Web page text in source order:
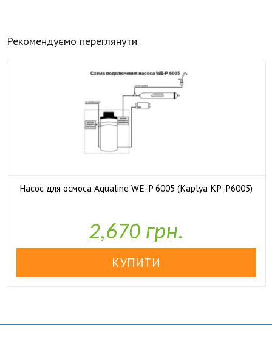
Рекомендуємо переглянути
Насос для осмоса Aqualine WE-P 6005 (Kaplya KP-P6005)
2,670 грн.